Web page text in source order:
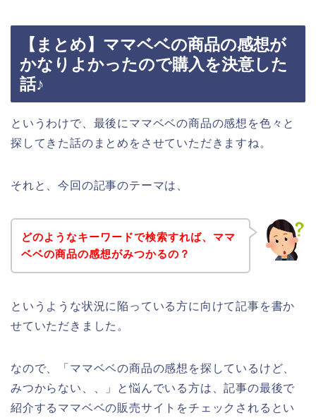
【まとめ】ママベベの商品の感想が
かなりよかったので購入を決意した
話♪
というわけで、最後にママベベの商品の感想を色々と
探してきた話のまとめをさせていただきますね。
それと、今回の記事のテーマは、
どのようなキーワードで検索すれば、ママ
ベベの商品の感想がみつかるの？
というような状況に陥っている方に向けて記事を書か
せていただきました。
なので、「ママベベの商品の感想を探しているけど、
みつからない、、」と悩んでいる方は、記事の最後で
紹介するママベベの販売サイトをチェックされるとい